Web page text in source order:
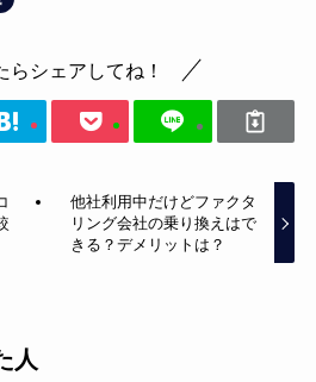
らシェアしてね！
他社利用中だけどファクタ
リング会社の乗り換えはで
きる？デメリットは？
人